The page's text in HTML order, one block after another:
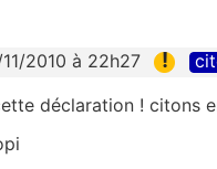
2010 à 22h27 !
déclaration ! citons